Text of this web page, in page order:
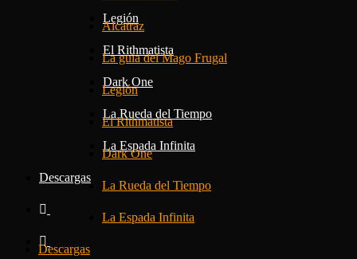
Legión
El Rithmatista
Dark One
La Rueda del Tiempo
La Espada Infinita
Descargas
Alcatraz
La guía del Mago Frugal
Legión
El Rithmatista
Dark One
La Rueda del Tiempo
La Espada Infinita
Descargas